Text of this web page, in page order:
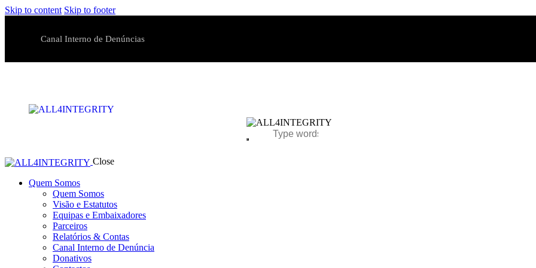
Skip to content Skip to footer
Canal Interno de Denúncias
Close
Quem Somos
Quem Somos
Visão e Estatutos
Equipas e Embaixadores
Parceiros
Relatórios & Contas
Canal Interno de Denúncia
Donativos